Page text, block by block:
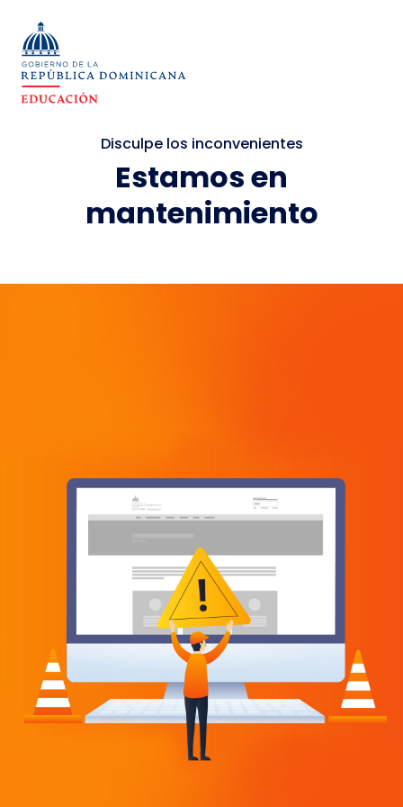
Disculpe los inconvenientes
Estamos en
mantenimiento